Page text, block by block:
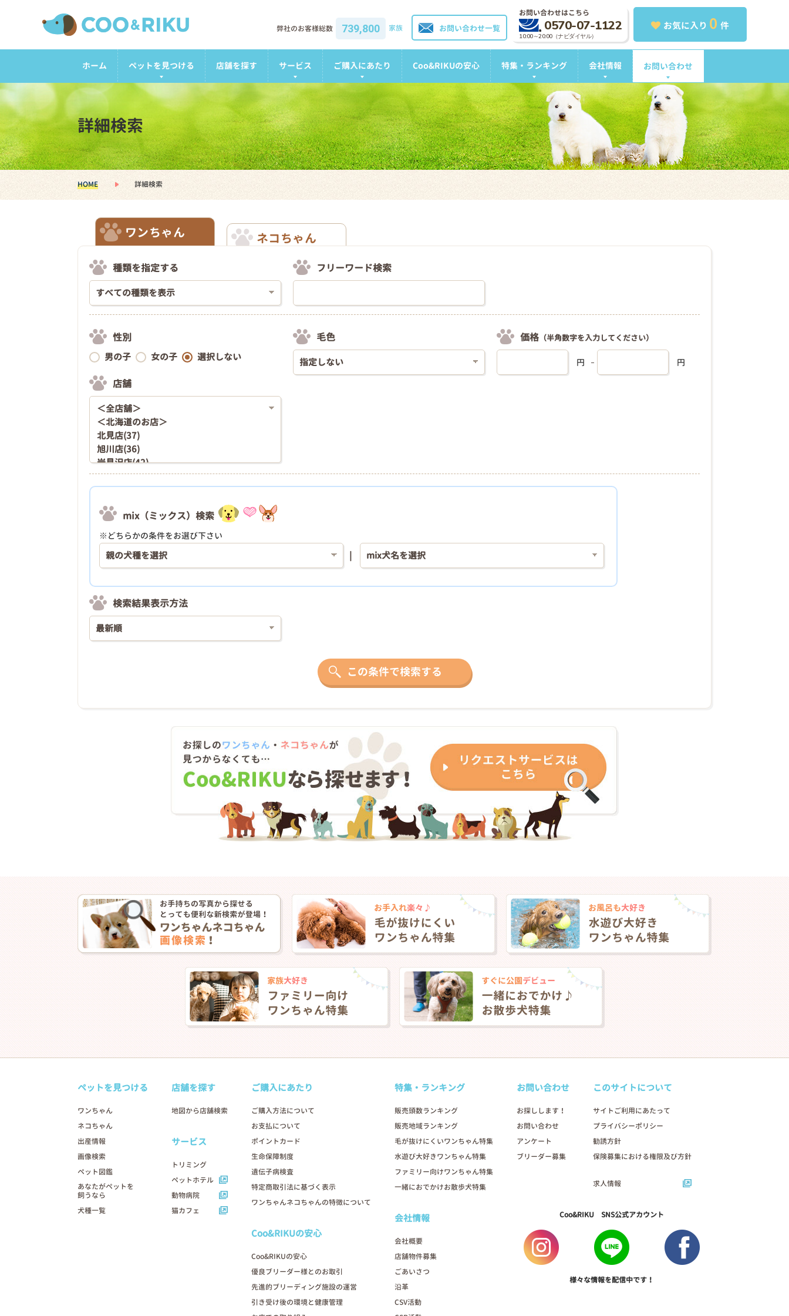
お気に入り 0 件
お問い合わせはこちら
0570-07-1122
10:00～20:00（ナビダイヤル）
お問い合わせ一覧
弊社のお客様総数 739,800 家族
ホーム ペットを見つける 店舗を探す サービス ご購入にあたり Coo&RIKUの安心 特集・ランキング 会社情報 お問い合わせ
詳細検索
HOME 詳細検索
ワンちゃん ネコちゃん
種類を指定する フリーワード検索
性別
男の子 女の子 選択しない
店舗
毛色 価格 （半角数字を入力してください）
円 円
mix（ミックス）検索
※どちらかの条件をお選び下さい
検索結果表示方法
この条件で検索する
ペットを見つける
ワンちゃん
ネコちゃん
出産情報
画像検索
ペット図鑑
あなたがペットを
飼うなら
犬種一覧
店舗を探す
地図から店舗検索
サービス
トリミング
ペットホテル
動物病院
猫カフェ
ご購入にあたり
ご購入方法について
お支払について
ポイントカード
生命保障制度
遺伝子病検査
特定商取引法に基づく表示
ワンちゃんネコちゃんの特徴について
Coo&RIKUの安心
Coo&RIKUの安心
優良ブリーダー様とのお取引
先進的ブリーディング施設の運営
引き受け後の環境と健康管理
特集・ランキング
販売頭数ランキング
販売地域ランキング
毛が抜けにくいワンちゃん特集
水遊び大好きワンちゃん特集
ファミリー向けワンちゃん特集
一緒におでかけお散歩犬特集
会社情報
会社概要
店舗物件募集
ごあいさつ
沿革
CSV活動
お問い合わせ
お探しします！
お問い合わせ
アンケート
ブリーダー募集
このサイトについて
サイトご利用にあたって
プライバシーポリシー
勧誘方針
保険募集における権限及び方針
求人情報
Coo&RIKU SNS公式アカウント
様々な情報を配信中です！